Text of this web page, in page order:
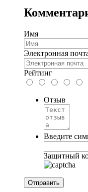
Имя
Электронная
Рейтинг
Отзыв
Введите
Защитный